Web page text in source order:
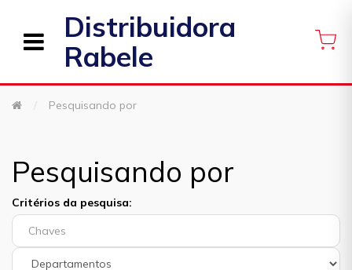
Distribuidora
Rabele
Pesquisando por
Pesquisando por
Critérios da pesquisa: